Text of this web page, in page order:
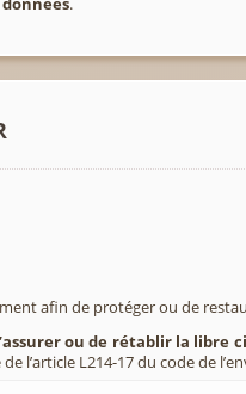
.
afin de protéger ou de
ou de rétablir la
l’article L214-17 du code de